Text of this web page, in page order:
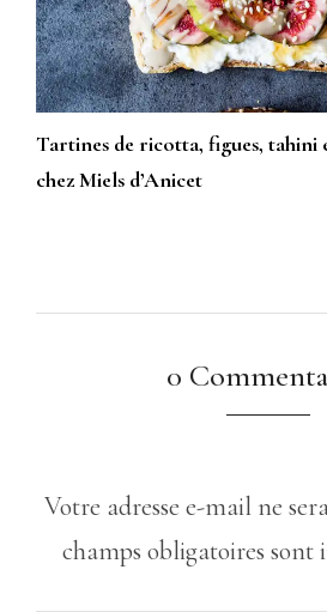
Tartines de ricotta, figues, tahini
chez Miels d’Anicet
0
Votre adresse e-mail ne
champs obligatoires sont